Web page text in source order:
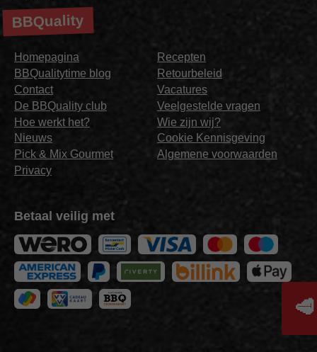
BBQuality
Homepagina
BBQualitytime blog
Contact
De BBQuality club
Hoe werkt het?
Nieuws
Pick & Mix Gourmet
Privacy
Recepten
Retourbeleid
Vacatures
Veelgestelde vragen
Wie zijn wij?
Cookie Kennisgeving
Algemene voorwaarden
Betaal veilig met
🥩